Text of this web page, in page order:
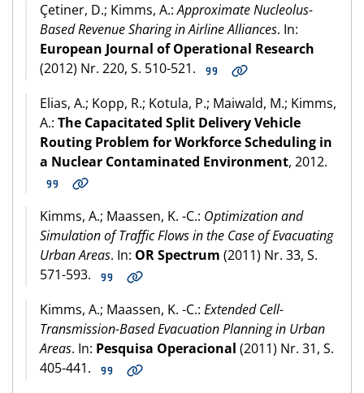
Çetiner, D.; Kimms, A.:Approximate Nucleolus-
Based Revenue Sharing in Airline Alliances. In:
European Journal of Operational Research
(2012) Nr. 220, S. 510-521.
Elias, A.; Kopp, R.; Kotula, P.; Maiwald, M.; Kimms,
A.: The Capacitated Split Delivery Vehicle
Routing Problem for Workforce Scheduling in
a Nuclear Contaminated Environment, 2012.
Kimms, A.; Maassen, K. -C.: Optimization and
Simulation of Traffic Flows in the Case of Evacuating
Urban Areas. In: OR Spectrum (2011) Nr. 33, S.
571-593.
Kimms, A.; Maassen, K. -C.: Extended Cell-
Transmission-Based Evacuation Planning in Urban
Areas. In: Pesquisa Operacional (2011) Nr. 31, S.
405-441.